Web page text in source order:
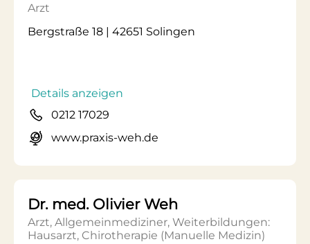
Arzt
Bergstraße 18 | 42651 Solingen
Details anzeigen
0212 17029
www.praxis-weh.de
Dr. med. Olivier Weh
Arzt, Allgemeinmediziner, Weiterbildungen:
Hausarzt, Chirotherapie (Manuelle Medizin)